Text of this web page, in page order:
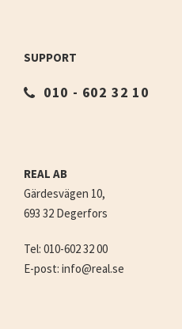
SUPPORT
010 - 602 32 10
REAL AB
Gärdesvägen 10,
693 32 Degerfors
Tel: 010-602 32 00
E-post: info@real.se